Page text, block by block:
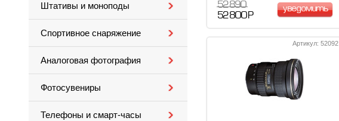
Штативы и моноподы
Спортивное снаряжение
Аналоговая фотография
Фотосувениры
Телефоны и смарт-часы
52 890
52 800 Р
уведомить
Артикул: 52092